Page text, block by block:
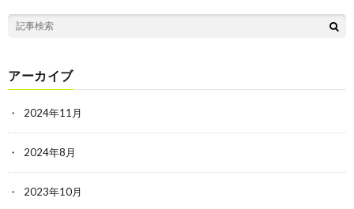
アーカイブ
2024年11月
2024年8月
2023年10月